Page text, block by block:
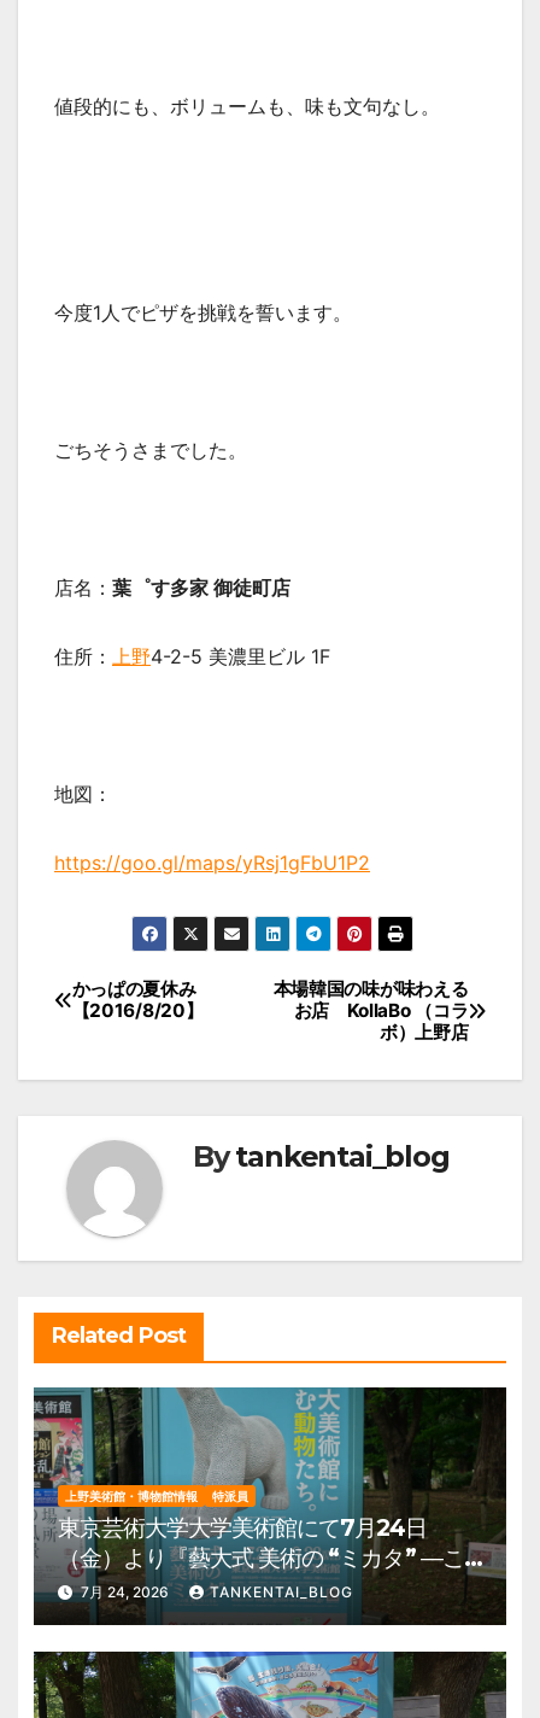
値段的にも、ボリュームも、味も文句なし。
今度1人でピザを挑戦を誓います。
ごちそうさまでした。
店名： 葉゜す多家 御徒町店
住所： 上野4-2-5 美濃里ビル 1F
地図：
https://goo.gl/maps/yRsj1gFbU1P2
投
ー
シ
本場韓国の味が味わえる
お店 KollaBo （コラ
ボ）上野店
かっぱの夏休み
【2016/8/20】
Bytankentai_blog
Related Post
上野美術館・博物館情報 特派員
東京芸術大学大学美術館にて7月24日
（金）より『藝大式 美術の “ミカタ” ―こ
の夏、藝大生になる―』を開催。 上野公
園 美術館・博物館 混雑情報他
7月 24, 2026 TANKENTAI_BLOG